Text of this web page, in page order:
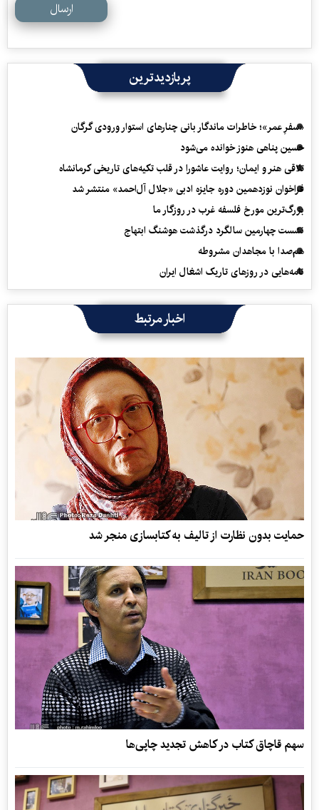
ارسال
پربازدیدترین
«سفرِ عمر»؛ خاطرات ماندگار بانی چنارهای استوار ورودی گرگان
حسین پناهی هنوز خوانده می‌شود
تلاقی هنر و ایمان؛ روایت عاشورا در قلب تکیه‌های تاریخی کرمانشاه
فراخوان نوزدهمین دوره جایزه ادبی «جلال آل‌احمد» منتشر شد
بزرگ‌ترین مورخ فلسفه غرب در روزگار ما
نشست چهارمین سالگرد درگذشت هوشنگ ابتهاج
هم‌صدا با مجاهدان مشروطه
نامه‌هایی در روزهای تاریک اشغال ایران
اخبار مرتبط
حمایت بدون نظارت از تالیف به کتابسازی منجر شد
سهم قاچاق کتاب در کاهش تجدید چاپی‌ها